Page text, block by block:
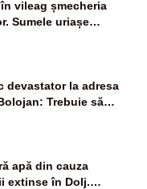
vileag șmecheria
Sumele uriașe
român
devastator la adresa
Trebuie să
dar nu șținem omaneii
apă din cauza
extinse în Dolj.